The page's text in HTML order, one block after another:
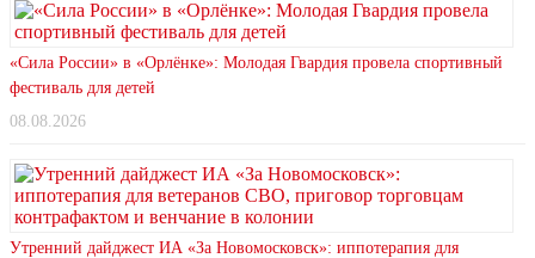
«Сила России» в «Орлёнке»: Молодая Гвардия провела спортивный
фестиваль для детей
08.08.2026
Утренний дайджест ИА «За Новомосковск»: иппотерапия для